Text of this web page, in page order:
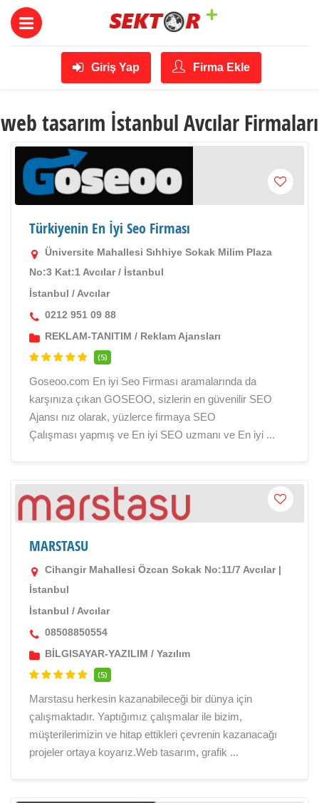
Giriş Yap Firma Ekle
web tasarım İstanbul Avcılar Firmaları
Türkiyenin En İyi Seo Firması
Üniversite Mahallesi Sıhhiye Sokak Milim Plaza
No:3 Kat:1 Avcılar / İstanbul
İstanbul / Avcılar
0212 951 09 88
REKLAM-TANITIM / Reklam Ajansları
(5)
Goseoo.com En iyi Seo Firması aramalarında da
karşınıza çıkan GOSEOO, sizlerin en güvenilir SEO
Ajansı nız olarak, yüzlerce firmaya SEO
Çalışması yapmış ve En iyi SEO uzmanı ve En iyi ...
MARSTASU
Cihangir Mahallesi Özcan Sokak No:11/7 Avcılar |
İstanbul
İstanbul / Avcılar
08508850554
BİLGISAYAR-YAZILIM / Yazılım
(5)
Marstasu herkesin kazanabileceği bir dünya için
çalışmaktadır. Yaptığımız çalışmalar ile bizim,
müşterilerimizin ve hitap ettikleri çevrenin kazanacağı
projeler ortaya koyarız.Web tasarım, grafik ...